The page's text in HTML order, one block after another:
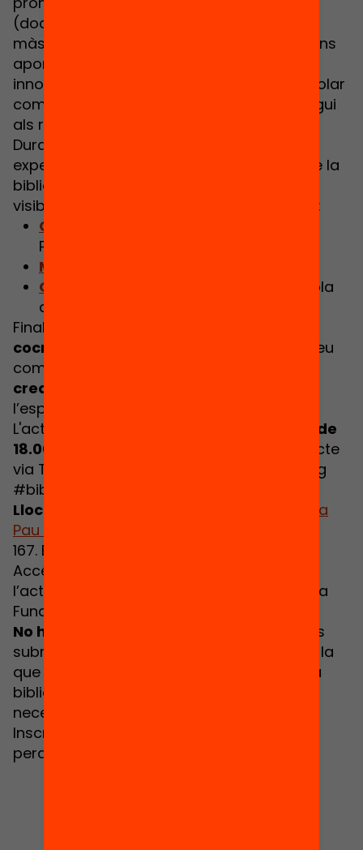
(doctora en antropologia social i cultural i
màster en llibres i literatura infantil), que ens
aportaran un ampli ventall de fórmules
innovadores per integrar la biblioteca escolar
com un agent transformador que respongui
als reptes actuals de l’educació.
Durant l'acte, també es presentaran 3
experiències inspiradores de nous usos de la
biblioteca escolar que ens ajudaran a
visibilitzar tot el seu potencial de la mà de:
Carlos Ortiz
Pelayo
Mariona Traba
Oscar Cabo
, de Jesuïtes El Clot – Escola
del Clot.
Finalment, comptarem amb un
cocreació
en la que els participants podreu
començar a cuinar les vostres
creatives de biblioteca escolar
l’especialista en jocs
L'acte tindrà lloc el dijous
9 de novembre de
18.00 h a 20.00
h i es podrà seguir en directe
via Twitter
amb el hashtag
#bibliorevolucio.
Lloc:
Recinte Modernista de Sant Pau / Sala
Pau Gil
167. Barcelona)
Accés lliure i gratuït. També podreu seguir
l’acte per streaming a través del web de la
Fundació Jaume Bofill.
No ho dubteu més!
Participar a la crida us
submergirà en una activitat creativa amb la
que dissenyareu nous usos per a la vostra
biblioteca per tal de donar resposta a les
necessitats del vostre centre educatiu.
Inscriviu-vos a l’acte i no us ho deixeu
perdre!